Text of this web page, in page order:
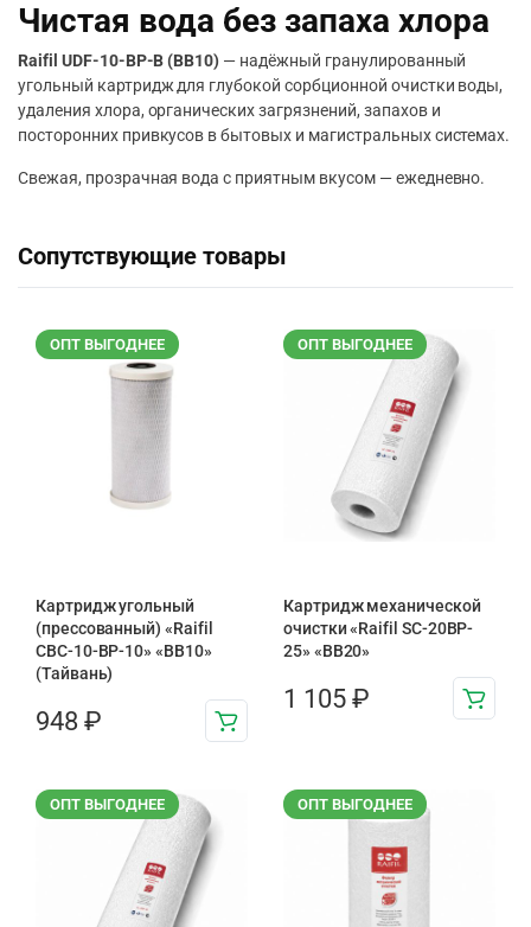
Чистая вода без запаха хлора
Raifil UDF-10-BP-B (BB10) — надёжный гранулированный
угольный картридж для глубокой сорбционной очистки воды,
удаления хлора, органических загрязнений, запахов и
посторонних привкусов в бытовых и магистральных системах.
Свежая, прозрачная вода с приятным вкусом — ежедневно.
Сопутствующие товары
ОПТ ВЫГОДНЕЕ
Картридж угольный
(прессованный) «Raifil
CBC-10-BP-10» «BB10»
(Тайвань)
948 ₽
ОПТ ВЫГОДНЕЕ
Картридж механической
очистки «Raifil SC-20BP-
25» «BB20»
1 105 ₽
ОПТ ВЫГОДНЕЕ ОПТ ВЫГОДНЕЕ